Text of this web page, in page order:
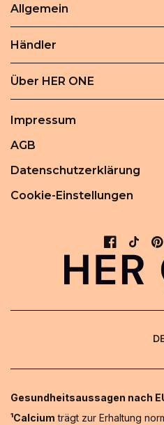
Allgemein
Händler
Über HER ONE
Impressum
AGB
Datenschutzerklärung
Cookie-Einstellungen
Gesundheitsaussagen nach
¹Calcium trägt zur Erhaltung